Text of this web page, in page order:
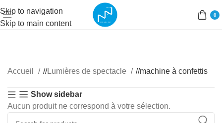
Skip to navigation
Skip to main content
0
Accueil / Lumières de spectacle / machine à confettis
Show sidebar
Aucun produit ne correspond à votre sélection.